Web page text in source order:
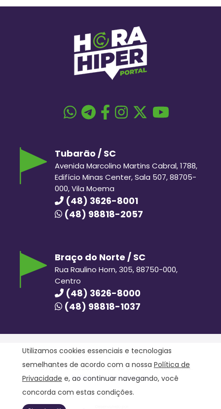
Tubarão / SC
Avenida Marcolino Martins Cabral, 1788,
Edifício Minas Center, Sala 507, 88705-
000, Vila Moema
(48) 3626-8001
(48) 98818-2057
Braço do Norte / SC
Rua Raulino Horn, 305, 88750-000,
Centro
(48) 3626-8000
(48) 98818-1037
Hora Hiper © 2020. Todos os direitos reservados.
Política de Privacidade
Utilizamos cookies essenciais e tecnologias
semelhantes de acordo com a nossa Política de
Privacidade e, ao continuar navegando, você
concorda com estas condições.